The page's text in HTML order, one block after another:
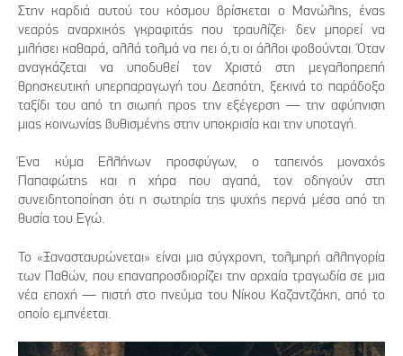
Στην καρδιά αυτού του κόσμου βρίσκεται ο Μανώλης, ένας
νεαρός αναρχικός γκραφιτάς που τραυλίζει· δεν μπορεί να
μιλήσει καθαρά, αλλά τολμά να πει ό,τι οι άλλοι φοβούνται. Όταν
αναγκάζεται να υποδυθεί τον Χριστό στη μεγαλοπρεπή
θρησκευτική υπερπαραγωγή του Δεσπότη, ξεκινά το παράδοξο
ταξίδι του από τη σιωπή προς την εξέγερση — την αφύπνιση
μιας κοινωνίας βυθισμένης στην υποκρισία και την υποταγή.
Ένα κύμα Ελλήνων προσφύγων, ο ταπεινός μοναχός
Παπαφώτης και η χήρα που αγαπά, τον οδηγούν στη
συνειδητοποίηση ότι η σωτηρία της ψυχής περνά μέσα από τη
θυσία του Εγώ.
Το «Ξανασταυρώνεται» είναι μια σύγχρονη, τολμηρή αλληγορία
των Παθών, που επαναπροσδιορίζει την αρχαία τραγωδία σε μια
νέα εποχή — πιστή στο πνεύμα του Νίκου Καζαντζάκη, από το
οποίο εμπνέεται.